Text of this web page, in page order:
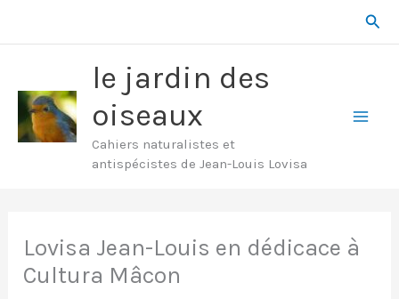
au
le jardin des
oiseaux
Cahiers naturalistes et
antispécistes de Jean-Louis Lovisa
Lovisa Jean-Louis en dédicace à
Cultura Mâcon